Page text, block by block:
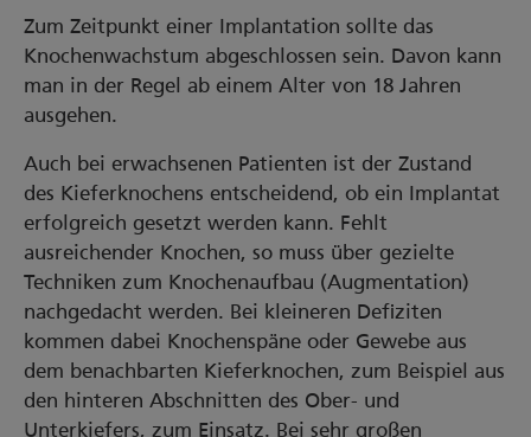
Zum Zeitpunkt einer Implantation sollte das
Knochenwachstum abgeschlossen sein. Davon kann
man in der Regel ab einem Alter von 18 Jahren
ausgehen.
Auch bei erwachsenen Patienten ist der Zustand
des Kieferknochens entscheidend, ob ein Implantat
erfolgreich gesetzt werden kann. Fehlt
ausreichender Knochen, so muss über gezielte
Techniken zum Knochenaufbau (Augmentation)
nachgedacht werden. Bei kleineren Defiziten
kommen dabei Knochenspäne oder Gewebe aus
dem benachbarten Kieferknochen, zum Beispiel aus
den hinteren Abschnitten des Ober- und
Unterkiefers, zum Einsatz. Bei sehr großen